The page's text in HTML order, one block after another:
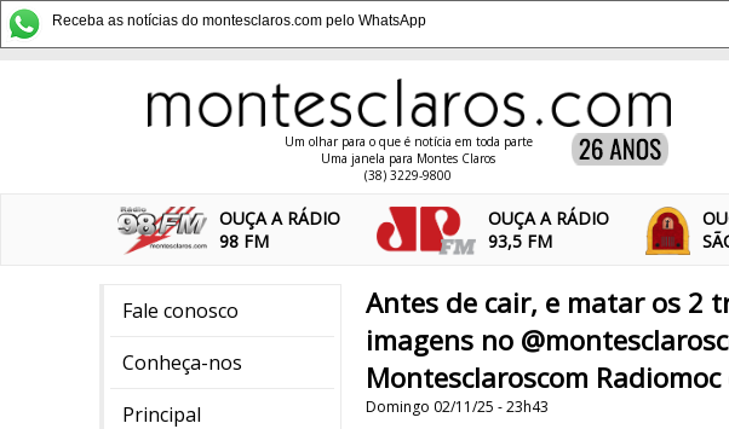
Receba as notícias do montesclaros.com pelo WhatsApp
Um olhar para o que é notícia em toda parte
Uma janela para Montes Claros
(38) 3229-9800
OUÇA A RÁDIO
98 FM
OUÇA A RÁDIO
93,5 FM
Fale conosco
Conheça-nos
Principal
Antes de cair, e matar os 2
imagens no
Montesclaroscom
Domingo 02/11/25 - 23h43